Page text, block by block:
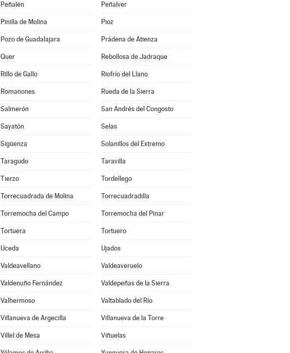
Peñalén Peñalver
Pinilla de Molina Pioz
Pozo de Guadalajara Prádena de Atienza
Quer Rebollosa de Jadraque
Rillo de Gallo Riofrío del Llano
Romanones Rueda de la Sierra
Salmerón San Andrés del Congosto
Sayatón Selas
Sigüenza Solanillos del Extremo
Taragudo Taravilla
Tierzo Tordellego
Torrecuadrada de Molina Torrecuadradilla
Torremocha del Campo Torremocha del Pinar
Tortuera Tortuero
Uceda Ujados
Valdeavellano Valdeaveruelo
Valdenuño Fernández Valdepeñas de la Sierra
Valhermoso Valtablado del Río
Villanueva de Argecilla Villanueva de la Torre
Villel de Mesa Viñuelas